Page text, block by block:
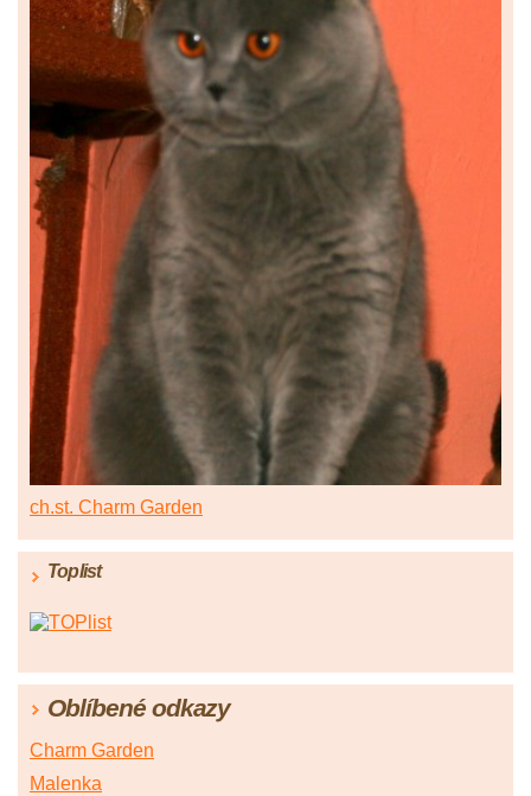
ch.st. Charm Garden
Toplist
Oblíbené odkazy
Charm Garden
Malenka